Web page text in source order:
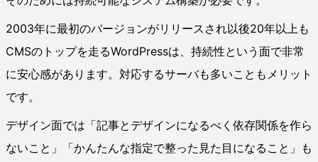
2003年に最初のバージョンがリリースされ以後20年以上も
CMSのトップを走るWordPressは、持続性という面で非常
に安心感があります。対応するサーバも多いこともメリット
です。
デザイン面では「記事とデザインになるべく依存関係を作ら
ないこと」「かんたんな指定で整った見た目になること」も